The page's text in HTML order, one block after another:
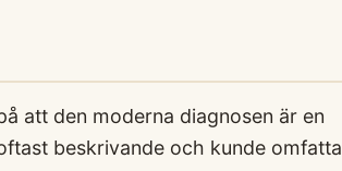
att den moderna diagnosen är en
beskrivande och kunde omfatta